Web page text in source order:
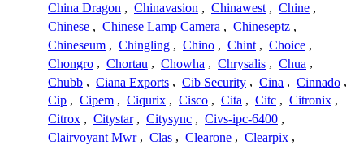
China Dragon , Chinavasion , Chinawest , Chine ,
Chinese , Chinese Lamp Camera , Chineseptz ,
Chineseum , Chingling , Chino , Chint , Choice ,
Chongro , Chortau , Chowha , Chrysalis , Chua ,
Chubb , Ciana Exports , Cib Security , Cina , Cinnado ,
Cip , Cipem , Ciqurix , Cisco , Cita , Citc , Citronix ,
Citrox , Citystar , Citysync , Civs-ipc-6400 ,
Clairvoyant Mwr , Clas , Clearone , Clearpix ,